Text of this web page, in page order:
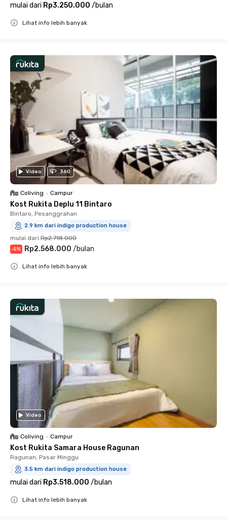
mulai dari Rp3.250.000 /bulan
Lihat info lebih banyak
Video 360
Coliving • Campur
Kost Rukita Deplu 11 Bintaro
Bintaro, Pesanggrahan
2.9 km dari indigo production house
mulai dari Rp2.718.000
-5% Rp2.568.000 /bulan
Lihat info lebih banyak
Video
Coliving • Campur
Kost Rukita Samara House Ragunan
Ragunan, Pasar Minggu
3.5 km dari indigo production house
mulai dari Rp3.518.000 /bulan
Lihat info lebih banyak